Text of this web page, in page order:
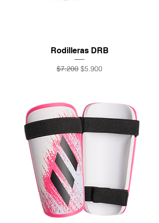
Rodilleras DRB
Precio
$7.200 Precio de oferta
$5.900